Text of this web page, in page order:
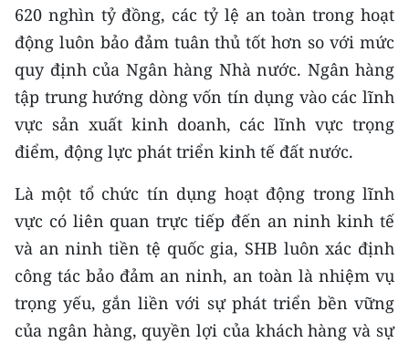
620 nghìn tỷ đồng, các tỷ lệ an toàn trong hoạt
động luôn bảo đảm tuân thủ tốt hơn so với mức
quy định của Ngân hàng Nhà nước. Ngân hàng
tập trung hướng dòng vốn tín dụng vào các lĩnh
vực sản xuất kinh doanh, các lĩnh vực trọng
điểm, động lực phát triển kinh tế đất nước.
Là một tổ chức tín dụng hoạt động trong lĩnh
vực có liên quan trực tiếp đến an ninh kinh tế
và an ninh tiền tệ quốc gia, SHB luôn xác định
công tác bảo đảm an ninh, an toàn là nhiệm vụ
trọng yếu, gắn liền với sự phát triển bền vững
của ngân hàng, quyền lợi của khách hàng và sự